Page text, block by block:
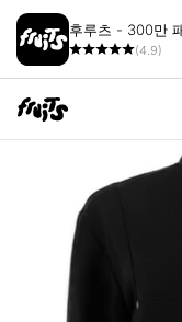
후루츠 - 300만
(4.9)